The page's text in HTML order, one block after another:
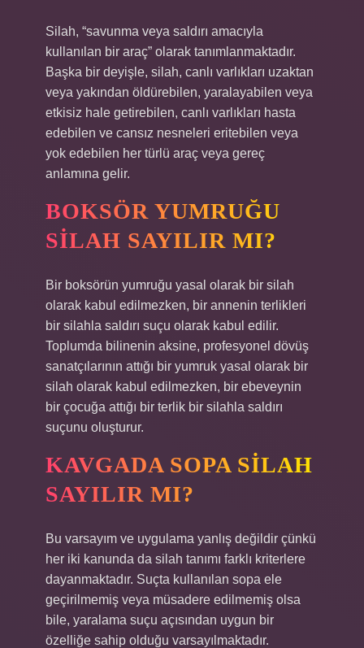
Silah, “savunma veya saldırı amacıyla
kullanılan bir araç” olarak tanımlanmaktadır.
Başka bir deyişle, silah, canlı varlıkları uzaktan
veya yakından öldürebilen, yaralayabilen veya
etkisiz hale getirebilen, canlı varlıkları hasta
edebilen ve cansız nesneleri eritebilen veya
yok edebilen her türlü araç veya gereç
anlamına gelir.
BOKSÖR YUMRUĞU
SILAH SAYILIR MI?
Bir boksörün yumruğu yasal olarak bir silah
olarak kabul edilmezken, bir annenin terlikleri
bir silahla saldırı suçu olarak kabul edilir.
Toplumda bilinenin aksine, profesyonel dövüş
sanatçılarının attığı bir yumruk yasal olarak bir
silah olarak kabul edilmezken, bir ebeveynin
bir çocuğa attığı bir terlik bir silahla saldırı
suçunu oluşturur.
KAVGADA SOPA SILAH
SAYILIR MI?
Bu varsayım ve uygulama yanlış değildir çünkü
her iki kanunda da silah tanımı farklı kriterlere
dayanmaktadır. Suçta kullanılan sopa ele
geçirilmemiş veya müsadere edilmemiş olsa
bile, yaralama suçu açısından uygun bir
özelliğe sahip olduğu varsayılmaktadır.